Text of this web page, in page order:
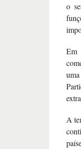
o
Em
A